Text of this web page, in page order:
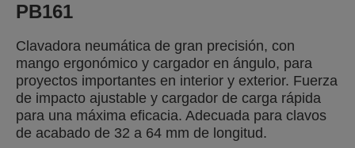
PB161
Clavadora neumática de gran precisión, con
mango ergonómico y cargador en ángulo, para
proyectos importantes en interior y exterior. Fuerza
de impacto ajustable y cargador de carga rápida
para una máxima eficacia. Adecuada para clavos
de acabado de 32 a 64 mm de longitud.